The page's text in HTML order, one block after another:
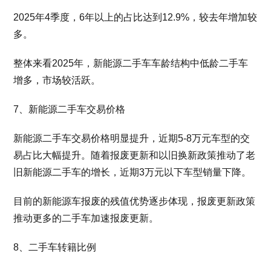
2025年4季度，6年以上的占比达到12.9%，较去年增加较
多。
整体来看2025年，新能源二手车车龄结构中低龄二手车
增多，市场较活跃。
7、新能源二手车交易价格
新能源二手车交易价格明显提升，近期5-8万元车型的交
易占比大幅提升。随着报废更新和以旧换新政策推动了老
旧新能源二手车的增长，近期3万元以下车型销量下降。
目前的新能源车报废的残值优势逐步体现，报废更新政策
推动更多的二手车加速报废更新。
8、二手车转籍比例